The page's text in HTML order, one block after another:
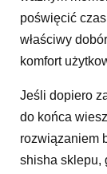
poświęcić
właściwy
komfort
Jeśli dopiero
do końca
rozwiązaniem
shisha sklepu,